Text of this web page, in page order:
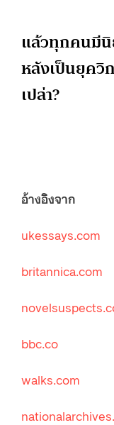
แล้วทุกคนมี
หลังเป็นยุควิ
เปล่า?
อ้างอิงจาก
ukessays.com
britannica.com
bbc.co
walks.com